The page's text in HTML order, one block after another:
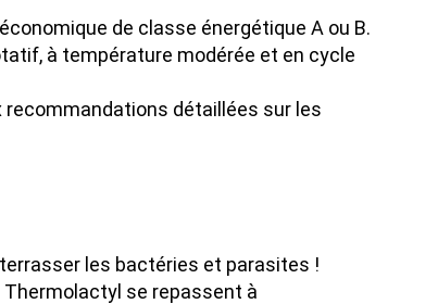
de classe énergétique A ou B.
à température modérée et en cycle
recommandations détaillées sur les
les bactéries et parasites !
se repassent à